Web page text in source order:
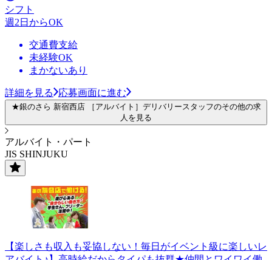
シフト
週2日からOK
交通費支給
未経験OK
まかないあり
詳細を見る 応募画面に進む
★銀のさら 新宿西店 ［アルバイト］デリバリースタッフのその他の求
人を見る
アルバイト・パート
JIS SHINJUKU
【楽しさも収入も妥協しない！毎日がイベント級に楽しいレ